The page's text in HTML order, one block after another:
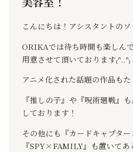
こんにちは！アシスタントの
ORIKAでは待ち時間も楽しん
用意させて頂いております₍ᐢ..ᐢ₎
アニメ化された話題の作品もた
『推しの子』や『呪術廻戦』
しております！
その他にも『カードキャプタ
『SPY×FAMILY』も置いてあ